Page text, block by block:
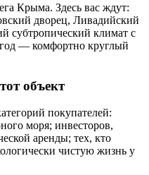
Крыма. Здесь вас ждут:
дворец, Ливадийский
субтропический климат с
— комфортно круглый
объект
покупателей:
моря; инвесторов,
аренды; тех, кто
чистую жизнь у